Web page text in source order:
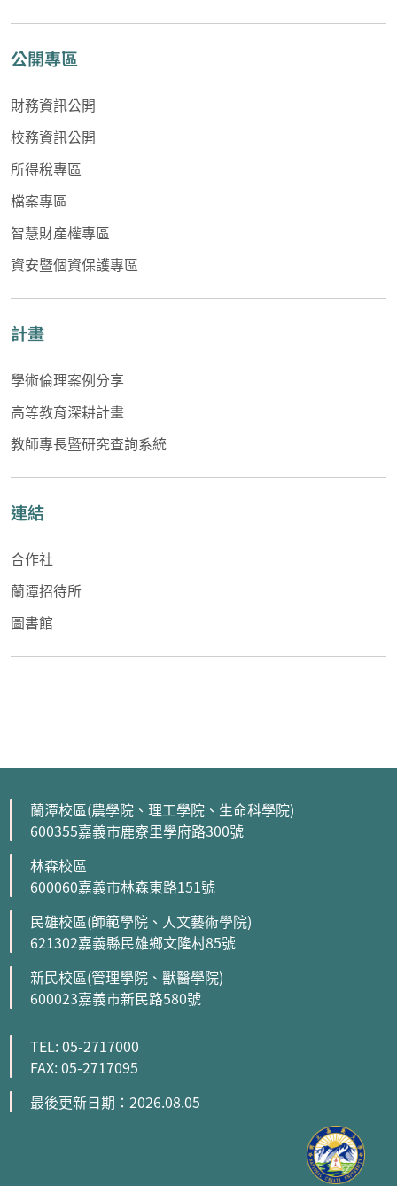
公開專區
財務資訊公開
校務資訊公開
所得稅專區
檔案專區
智慧財產權專區
資安暨個資保護專區
計畫
學術倫理案例分享
高等教育深耕計畫
教師專長暨研究查詢系統
連結
合作社
蘭潭招待所
圖書館
蘭潭校區(農學院、理工學院、生命科學院)
600355嘉義市鹿寮里學府路300號
林森校區
600060嘉義市林森東路151號
民雄校區(師範學院、人文藝術學院)
621302嘉義縣民雄鄉文隆村85號
新民校區(管理學院、獸醫學院)
600023嘉義市新民路580號
TEL: 05-2717000
FAX: 05-2717095
最後更新日期：2026.08.05